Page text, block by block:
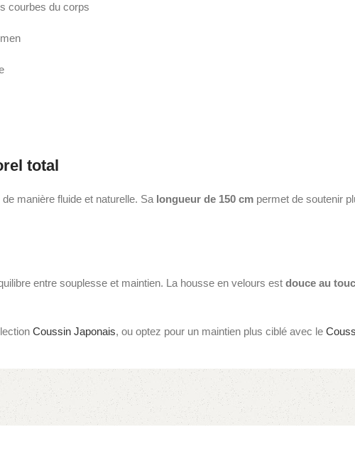
courbes du corps
total
manière fluide et naturelle. Sa longueur de 150 cm permet de soutenir
entre souplesse et maintien. La housse en velours est douce au
Coussin Japonais, ou optez pour un maintien plus ciblé avec le